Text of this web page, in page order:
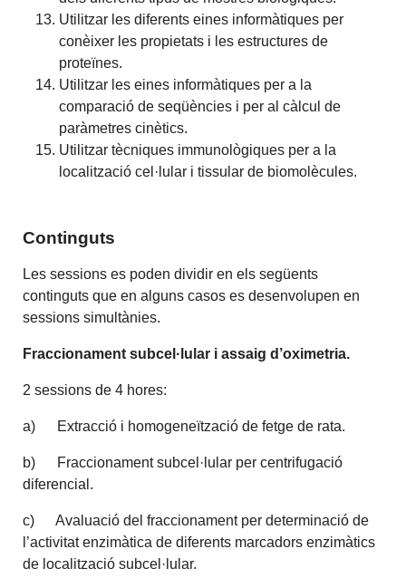
Utilitzar les diferents eines informàtiques per
conèixer les propietats i les estructures de
proteïnes.
Utilitzar les eines informàtiques per a la
comparació de seqüències i per al càlcul de
paràmetres cinètics.
Utilitzar tècniques immunològiques per a la
localització cel·lular i tissular de biomolècules.
Continguts
Les sessions es poden dividir en els següents
continguts que en alguns casos es desenvolupen en
sessions simultànies.
Fraccionament subcel·lular i assaig d’oximetria.
2 sessions de 4 hores:
a) Extracció i homogeneïtzació de fetge de rata.
b) Fraccionament subcel·lular per centrifugació
diferencial.
c) Avaluació del fraccionament per determinació de
l’activitat enzimàtica de diferents marcadors enzimàtics
de localització subcel·lular.